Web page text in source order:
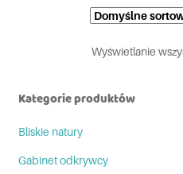
Wyświetlanie
Kategorie produktów
Bliskie natury
Gabinet odkrywcy